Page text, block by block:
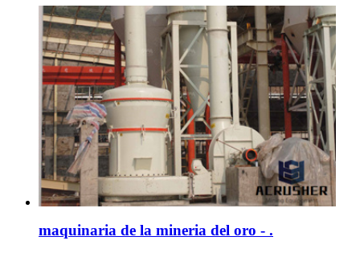
maquinaria de la mineria del oro - .